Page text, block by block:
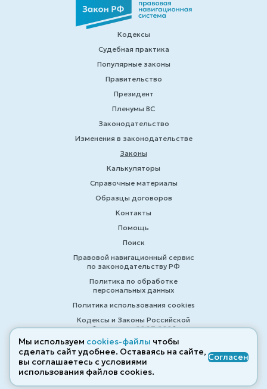
Кодексы
Судебная практика
Популярные законы
Правительство
Президент
Пленумы ВС
Законодательство
Изменения в законодательстве
Законы
Калькуляторы
Справочные материалы
Образцы договоров
Контакты
Помощь
Поиск
Правовой навигационный сервис
по законодательству РФ
Политика по обработке
персональных данных
Политика использования cookies
Кодексы и Законы Российской
Федерации 2007-2026
© ZAKONRF.INFO
Мы используем cookies-файлы чтобы
сделать сайт удобнее. Оставаясь на сайте,
вы соглашаетесь с условиями
использования файлов cооkies.
Согласен